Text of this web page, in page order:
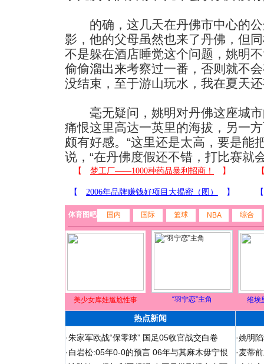
的确，这几天在丹佛市中心的公
影，他的父母虽然也来了丹佛，但
不是躲在酒店睡觉这个问题，姚明
偷偷溜出来考察过一番，否则就不
没结束，至于游山玩水，我在夏天
毫无疑问，姚明对丹佛这座城市
痛恨这里高达一英里的海拔，另一
颇有好感。“这里还是太高，要是能
说，“在丹佛度假还不错，打比赛就
体育图吧 国内 国际 篮球 NBA 综合
美少女库娃尴尬性事 “羽宁恋”主角 维埃
热点新闻
·朱家军欧战“保零球” 国足05收官战交白卷
·白岩松:05年0-0的预言 06年与其麻木毋宁恨
·姚明
·麦蒂